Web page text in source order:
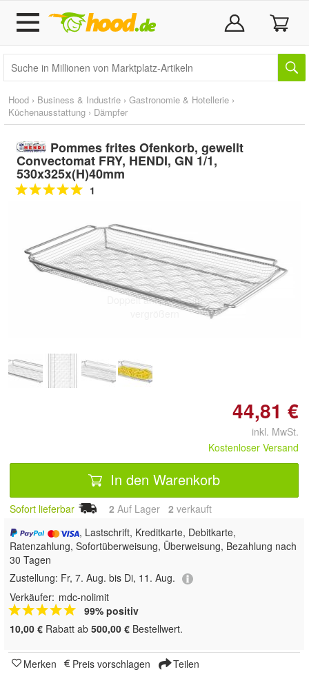
Hood › Business & Industrie › Gastronomie & Hotellerie ›
Küchenausstattung › Dämpfer
Pommes frites Ofenkorb, gewellt
Convectomat FRY, HENDI, GN 1/1,
530x325x(H)40mm
1
Doppelt antippen zum
vergrößern
44,81 €
inkl. MwSt.
Kostenloser Versand
In den Warenkorb
Sofort lieferbar 2 Auf Lager 2 verkauft
, Lastschrift, Kreditkarte, Debitkarte,
Ratenzahlung, Sofortüberweisung, Überweisung, Bezahlung nach
30 Tagen
Zustellung: Fr, 7. Aug. bis Di, 11. Aug.
Verkäufer: mdc-nolimit
99% positiv
10,00 € Rabatt ab 500,00 € Bestellwert.
Merken Preis vorschlagen Teilen